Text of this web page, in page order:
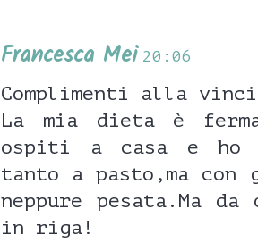
Francesca Mei 20:06
Complimenti alla
La mia dieta è
ospiti a casa e ho
tanto a pasto,ma
neppure pesata.Ma
in riga!